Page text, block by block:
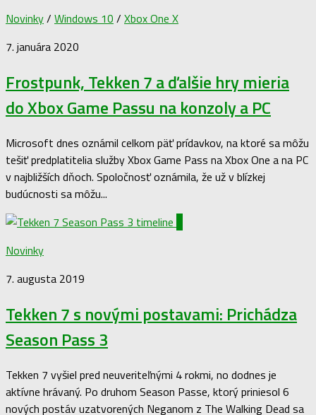
Novinky/ Windows 10 / Xbox One X
7. januára 2020
Frostpunk, Tekken 7 a ďalšie hry mieria
do Xbox Game Passu na konzoly a PC
Microsoft dnes oznámil celkom päť prídavkov, na ktoré sa môžu
tešiť predplatitelia služby Xbox Game Pass na Xbox One a na PC
v najbližších dňoch. Spoločnosť oznámila, že už v blízkej
budúcnosti sa môžu...
Novinky
7. augusta 2019
Tekken 7 s novými postavami: Prichádza
Season Pass 3
Tekken 7 vyšiel pred neuveriteľnými 4 rokmi, no dodnes je
aktívne hrávaný. Po druhom Season Passe, ktorý priniesol 6
nových postáv uzatvorených Neganom z The Walking Dead sa